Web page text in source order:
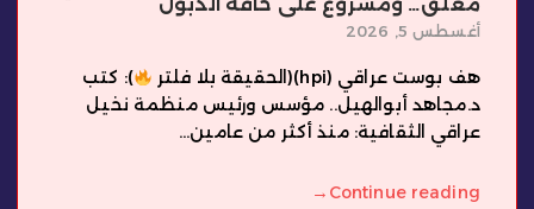
معلّق… ومشروعٌ على حافة الذبول
أغسطس 5, 2026
هف بوست عراقي (hpi)(الحقيقة بلا فلتر
): كتب
د.مجاهد أبوالهيل.. مؤسس ورئيس منظمة نخيل
عراقي الثقافية: منذ أكثر من عامين...
Continue reading
→